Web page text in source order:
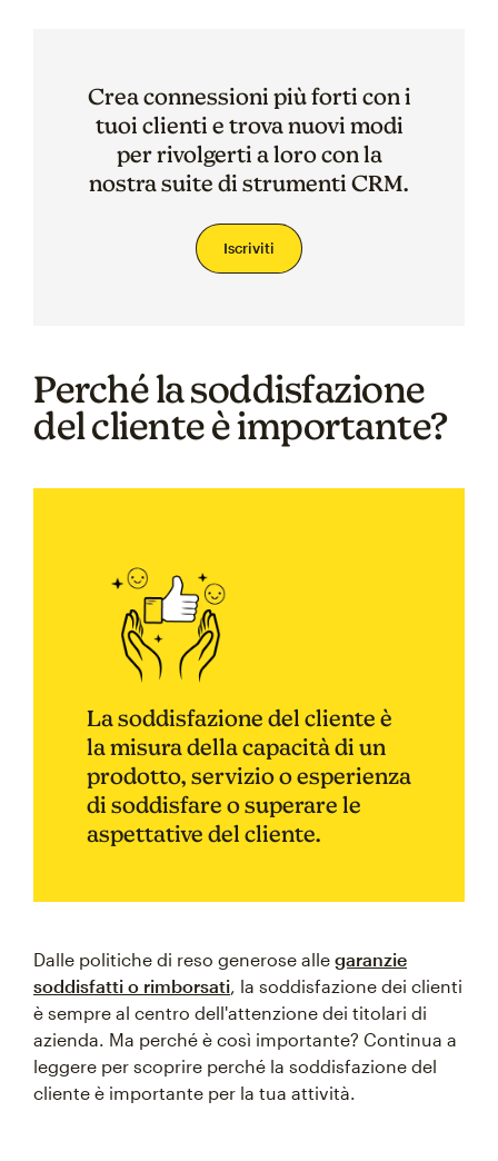
Crea connessioni più forti con i
tuoi clienti e trova nuovi modi
per rivolgerti a loro con la
nostra suite di strumenti CRM.
Iscriviti
Perché la soddisfazione
del cliente è importante?
La soddisfazione del cliente è
la misura della capacità di un
prodotto, servizio o esperienza
di soddisfare o superare le
aspettative del cliente.
Dalle politiche di reso generose alle garanzie
soddisfatti o rimborsati, la soddisfazione dei clienti
è sempre al centro dell'attenzione dei titolari di
azienda. Ma perché è così importante? Continua a
leggere per scoprire perché la soddisfazione del
cliente è importante per la tua attività.